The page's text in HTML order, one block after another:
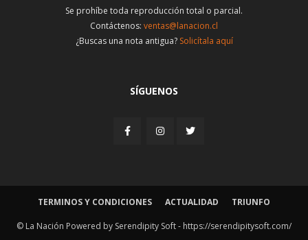
Se prohíbe toda reproducción total o parcial.
Contáctenos: ventas@lanacion.cl
¿Buscas una nota antigua? Solicítala aquí
SÍGUENOS
TERMINOS Y CONDICIONES ACTUALIDAD TRIUNFO
© La Nación Powered by Serendipity Soft - https://serendipitysoft.com/